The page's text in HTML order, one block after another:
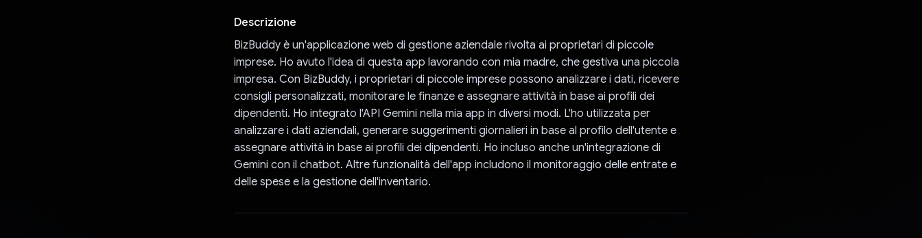
Descrizione
BizBuddy è un'applicazione web di gestione aziendale rivolta ai proprietari di piccole
imprese. Ho avuto l'idea di questa app lavorando con mia madre, che gestiva una piccola
impresa. Con BizBuddy, i proprietari di piccole imprese possono analizzare i dati, ricevere
consigli personalizzati, monitorare le finanze e assegnare attività in base ai profili dei
dipendenti. Ho integrato l'API Gemini nella mia app in diversi modi. L'ho utilizzata per
analizzare i dati aziendali, generare suggerimenti giornalieri in base al profilo dell'utente e
assegnare attività in base ai profili dei dipendenti. Ho incluso anche un'integrazione di
Gemini con il chatbot. Altre funzionalità dell'app includono il monitoraggio delle entrate e
delle spese e la gestione dell'inventario.